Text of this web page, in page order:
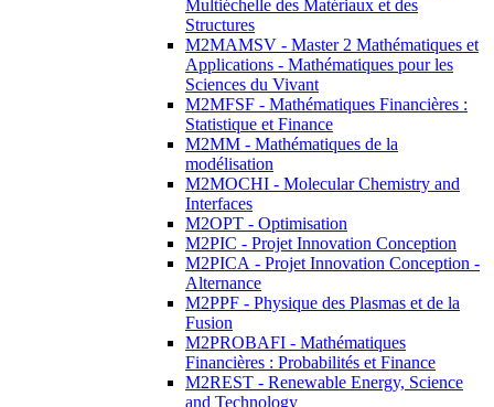
Multiéchelle des Matériaux et des
Structures
M2MAMSV - Master 2 Mathématiques et
Applications - Mathématiques pour les
Sciences du Vivant
M2MFSF - Mathématiques Financières :
Statistique et Finance
M2MM - Mathématiques de la
modélisation
M2MOCHI - Molecular Chemistry and
Interfaces
M2OPT - Optimisation
M2PIC - Projet Innovation Conception
M2PICA - Projet Innovation Conception -
Alternance
M2PPF - Physique des Plasmas et de la
Fusion
M2PROBAFI - Mathématiques
Financières : Probabilités et Finance
M2REST - Renewable Energy, Science
and Technology